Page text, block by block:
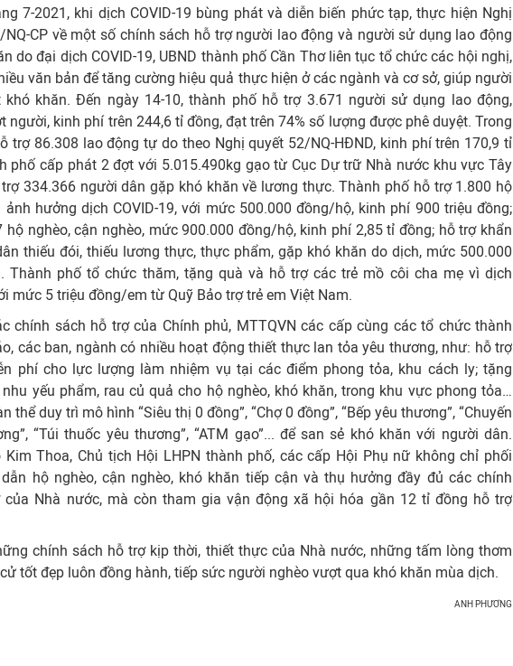
7-2021, khi dịch COVID-19 bùng phát và diễn biến phức tạp, thực hiện Nghị
NQ-CP về một số chính sách hỗ trợ người lao động và người sử dụng lao động
do đại dịch COVID-19, UBND thành phố Cần Thơ liên tục tổ chức các hội nghị,
văn bản để tăng cường hiệu quả thực hiện ở các ngành và cơ sở, giúp người
khăn. Ðến ngày 14-10, thành phố hỗ trợ 3.671 người sử dụng lao động,
người, kinh phí trên 244,6 tỉ đồng, đạt trên 74% số lượng được phê duyệt. Trong
trợ 86.308 lao động tự do theo Nghị quyết 52/NQ-HÐND, kinh phí trên 170,9 tỉ
phố cấp phát 2 đợt với 5.015.490kg gạo từ Cục Dự trữ Nhà nước khu vực Tây
334.366 người dân gặp khó khăn về lương thực. Thành phố hỗ trợ 1.800 hộ
ảnh hưởng dịch COVID-19, với mức 500.000 đồng/hộ, kinh phí 900 triệu đồng;
hộ nghèo, cận nghèo, mức 900.000 đồng/hộ, kinh phí 2,85 tỉ đồng; hỗ trợ khẩn
thiếu đói, thiếu lương thực, thực phẩm, gặp khó khăn do dịch, mức 500.000
Thành phố tổ chức thăm, tặng quà và hỗ trợ các trẻ mồ côi cha mẹ vì dịch
mức 5 triệu đồng/em từ Quỹ Bảo trợ trẻ em Việt Nam.
chính sách hỗ trợ của Chính phủ, MTTQVN các cấp cùng các tổ chức thành
các ban, ngành có nhiều hoạt động thiết thực lan tỏa yêu thương, như: hỗ trợ
phí cho lực lượng làm nhiệm vụ tại các điểm phong tỏa, khu cách ly; tặng
yếu phẩm, rau củ quả cho hộ nghèo, khó khăn, trong khu vực phong tỏa…
thể duy trì mô hình “Siêu thị 0 đồng”, “Chợ 0 đồng”, “Bếp yêu thương”, “Chuyến
“Túi thuốc yêu thương”, “ATM gạo”... để san sẻ khó khăn với người dân.
Kim Thoa, Chủ tịch Hội LHPN thành phố, các cấp Hội Phụ nữ không chỉ phối
hộ nghèo, cận nghèo, khó khăn tiếp cận và thụ hưởng đầy đủ các chính
của Nhà nước, mà còn tham gia vận động xã hội hóa gần 12 tỉ đồng hỗ trợ
chính sách hỗ trợ kịp thời, thiết thực của Nhà nước, những tấm lòng thơm
tốt đẹp luôn đồng hành, tiếp sức người nghèo vượt qua khó khăn mùa dịch.
ANH PHƯƠNG